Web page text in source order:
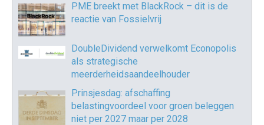
PME breekt met BlackRock – dit is de
reactie van Fossielvrij
DoubleDividend verwelkomt Econopolis
als strategische
meerderheidsaandeelhouder
Prinsjesdag: afschaffing
belastingvoordeel voor groen beleggen
niet per 2027 maar per 2028